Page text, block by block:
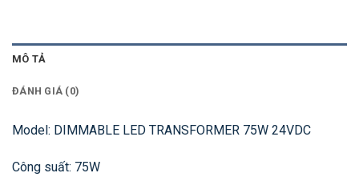
MÔ TẢ
ĐÁNH GIÁ (0)
Model: DIMMABLE LED TRANSFORMER 75W 24VDC
Công suất: 75W